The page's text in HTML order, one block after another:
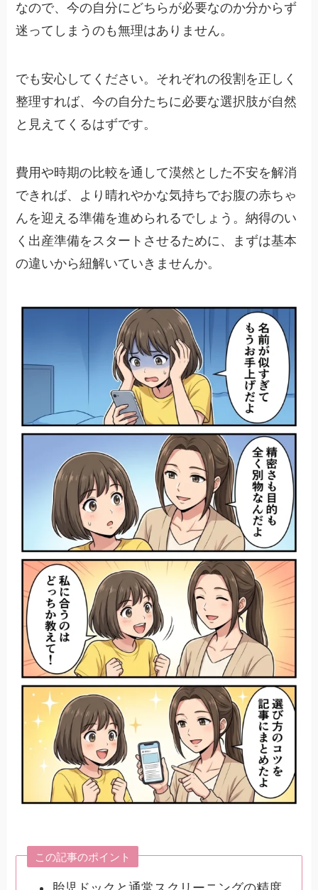
なので、今の自分にどちらが必要なのか分からず
迷ってしまうのも無理はありません。
でも安心してください。それぞれの役割を正しく
整理すれば、今の自分たちに必要な選択肢が自然
と見えてくるはずです。
費用や時期の比較を通して漠然とした不安を解消
できれば、より晴れやかな気持ちでお腹の赤ちゃ
んを迎える準備を進められるでしょう。納得のい
く出産準備をスタートさせるために、まずは基本
の違いから紐解いていきませんか。
この記事のポイント